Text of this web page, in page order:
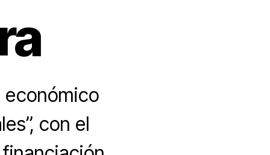
económico
con el